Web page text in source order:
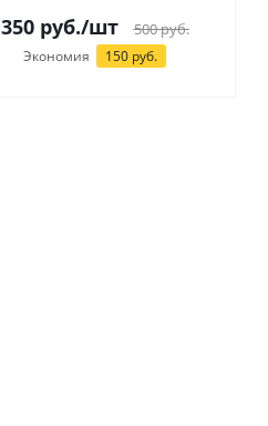
350руб./шт 500руб.
Экономия 150 руб.